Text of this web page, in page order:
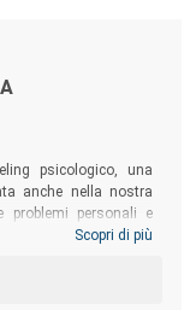
psicologico, una
anche nella nostra
problemi personali e
studenti, vengono
psicologi e
nelle scuole e che
Scopri di più